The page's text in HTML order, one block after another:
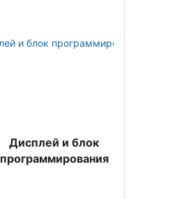
Дисплей и блок
программирования